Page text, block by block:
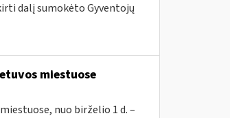
dalį sumokėto Gyventojų
miestuose
nuo birželio 1 d. –